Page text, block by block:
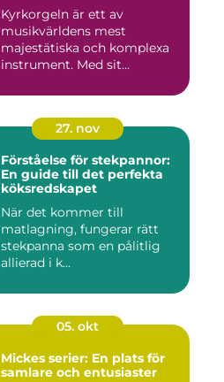
Kyrkorgeln är ett av
musikvärldens mest
majestätiska och komplexa
instrument. Med sit...
27. nov
Förståelse för stekpannor:
En guide till det perfekta
köksredskapet
När det kommer till
matlagning, fungerar rätt
stekpanna som en pålitlig
allierad i k...
05. okt
Mickes serier: En plats för
samlare och entusiaster